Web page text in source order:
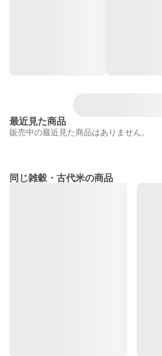
最近見た商品
販売中の最近見た商品はありません。
同じ雑穀・古代米の商品